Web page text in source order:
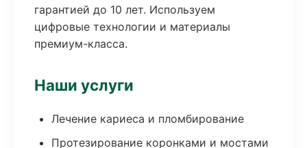
гарантией до 10 лет. Используем
цифровые технологии и материалы
премиум-класса.
Наши услуги
Лечение кариеса и пломбирование
Протезирование коронками и мостами